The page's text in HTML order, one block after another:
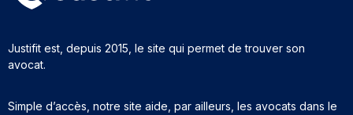
Justifit est, depuis 2015, le site qui permet de trouver son
avocat.
Simple d’accès, notre site aide, par ailleurs, les avocats dans le